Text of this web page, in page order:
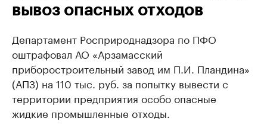
вывоз опасных отходов
Департамент Росприроднадзора по ПФО
оштрафовал АО «Арзамасский
приборостроительный завод им П.И. Пландина»
(АПЗ) на 110 тыс. руб. за попытку вывести с
территории предприятия особо опасные
жидкие промышленные отходы.